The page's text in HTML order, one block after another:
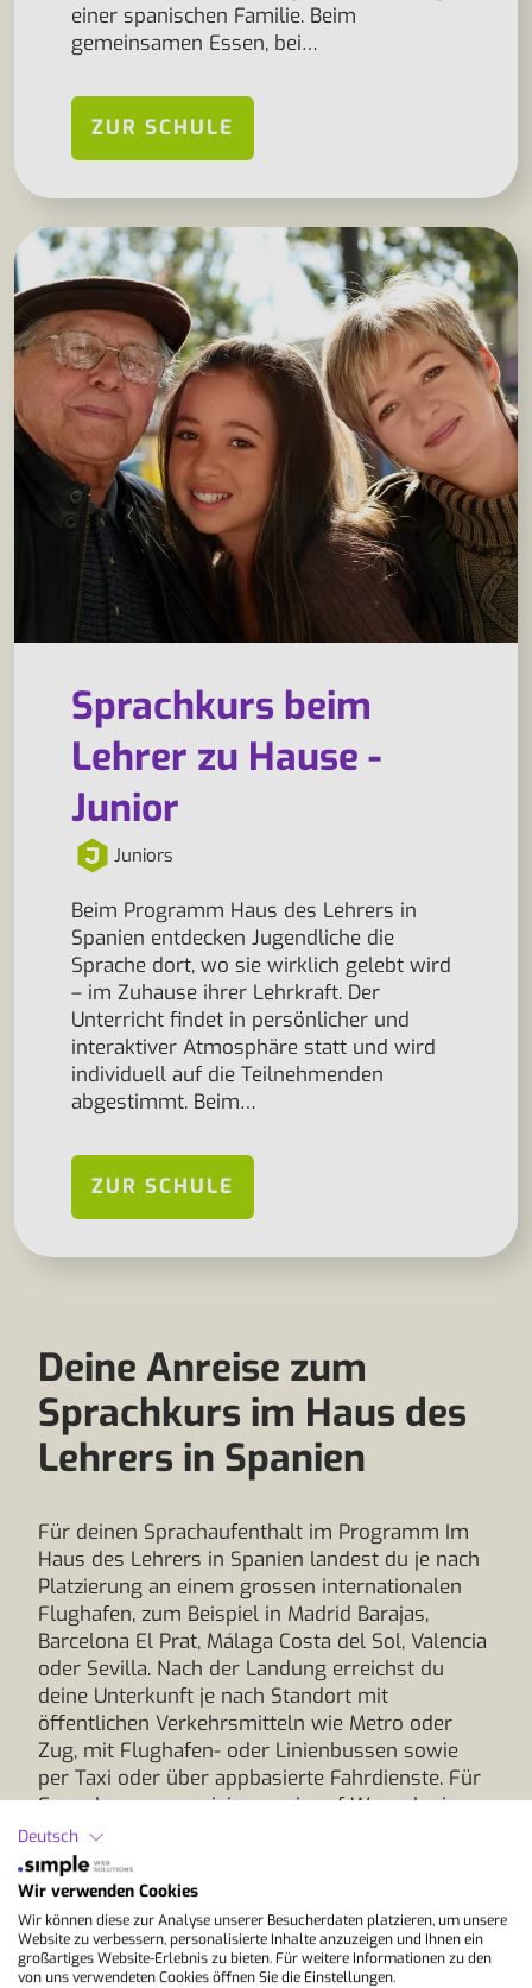
einer spanischen Familie. Beim
gemeinsamen Essen, bei…
ZUR SCHULE
Sprachkurs beim
Lehrer zu Hause -
Junior
Juniors
Beim Programm Haus des Lehrers in
Spanien entdecken Jugendliche die
Sprache dort, wo sie wirklich gelebt wird
– im Zuhause ihrer Lehrkraft. Der
Unterricht findet in persönlicher und
interaktiver Atmosphäre statt und wird
individuell auf die Teilnehmenden
abgestimmt. Beim…
ZUR SCHULE
Deine Anreise zum
Sprachkurs im Haus des
Lehrers in Spanien
Für deinen Sprachaufenthalt im Programm Im
Haus des Lehrers in Spanien landest du je nach
Platzierung an einem grossen internationalen
Flughafen, zum Beispiel in Madrid Barajas,
Barcelona El Prat, Málaga Costa del Sol, Valencia
oder Sevilla. Nach der Landung erreichst du
deine Unterkunft je nach Standort mit
öffentlichen Verkehrsmitteln wie Metro oder
Zug, mit Flughafen- oder Linienbussen sowie
per Taxi oder über appbasierte Fahrdienste. Für
Erwachsene organisieren wir auf Wunsch einen
privaten Transfer direkt zur Unterkunft, für
Schüler ist dieser bereits inbegriffen. Vor der
Abreise senden wir dir Hinweise zur Weiterreise.
So kommst du entspannt an und startest ohne
Umwege in deinen Sprachkurs, ideal für deine
Sprachreise nach Spanien und für Spanisch
Deutsch
Wir verwenden Cookies
Wir können diese zur Analyse unserer Besucherdaten platzieren, um unsere
Website zu verbessern, personalisierte Inhalte anzuzeigen und Ihnen ein
großartiges Website-Erlebnis zu bieten. Für weitere Informationen zu den
von uns verwendeten Cookies öffnen Sie die Einstellungen.